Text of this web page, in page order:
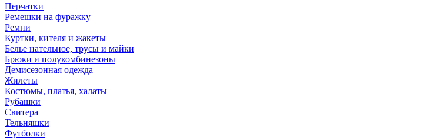
Перчатки
Ремешки на фуражку
Ремни
Куртки, кителя и жакеты
Белье нательное, трусы и майки
Брюки и полукомбинезоны
Демисезонная одежда
Жилеты
Костюмы, платья, халаты
Рубашки
Свитера
Тельняшки
Футболки